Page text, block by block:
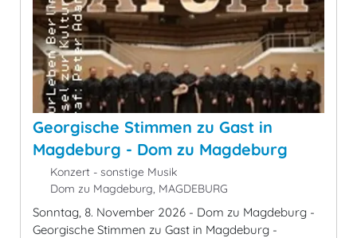
Georgische Stimmen zu Gast in
Magdeburg - Dom zu Magdeburg
Konzert - sonstige Musik
Dom zu Magdeburg, MAGDEBURG
Sonntag, 8. November 2026 - Dom zu Magdeburg -
Georgische Stimmen zu Gast in Magdeburg -